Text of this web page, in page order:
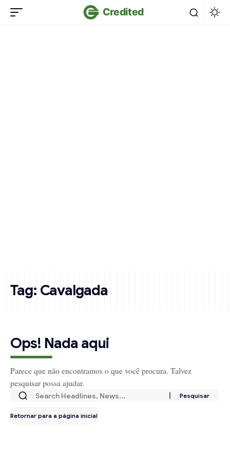
Tag: Cavalgada
Ops! Nada aqui
Parece que não encontramos o que você procura. Talvez
pesquisar possa ajudar.
Retornar para a página inicial